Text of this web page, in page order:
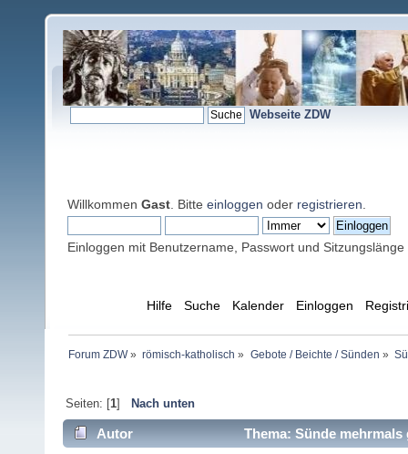
Webseite ZDW
Willkommen Gast . Bitte einloggen oder registrieren
Einloggen mit Benutzername, Passwort und Sitzungslänge
Hilfe Suche Kalender Einloggen
Forum ZDW» römisch-katholisch » Gebote / Beichte / Sünden »
Seiten: [1] Nach unten
Autor Thema: Sünde